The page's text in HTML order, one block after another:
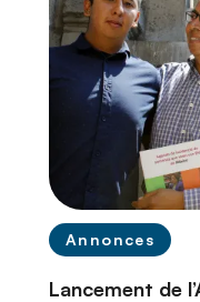
Annonces
Lancement de